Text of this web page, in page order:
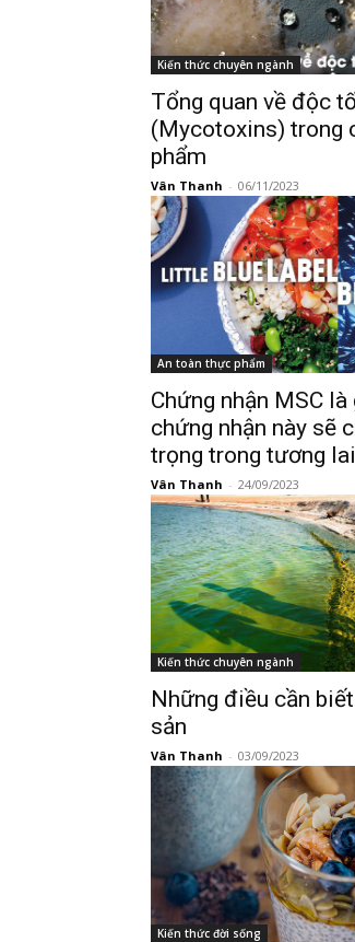
Kiến thức chuyên ngành
Tổng quan về độc
(Mycotoxins) trong
phẩm
Vân Thanh - 06/11/2023
An toàn thực phẩm
Chứng nhận MSC
chứng nhận này sẽ
trọng trong tương lai
Vân Thanh - 24/09/2023
Kiến thức chuyên ngành
Những điều cần
sản
Vân Thanh - 03/09/2023
Kiến thức đời sống